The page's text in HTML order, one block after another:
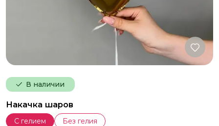
В наличии
Накачка шаров
С гелием Без гелия